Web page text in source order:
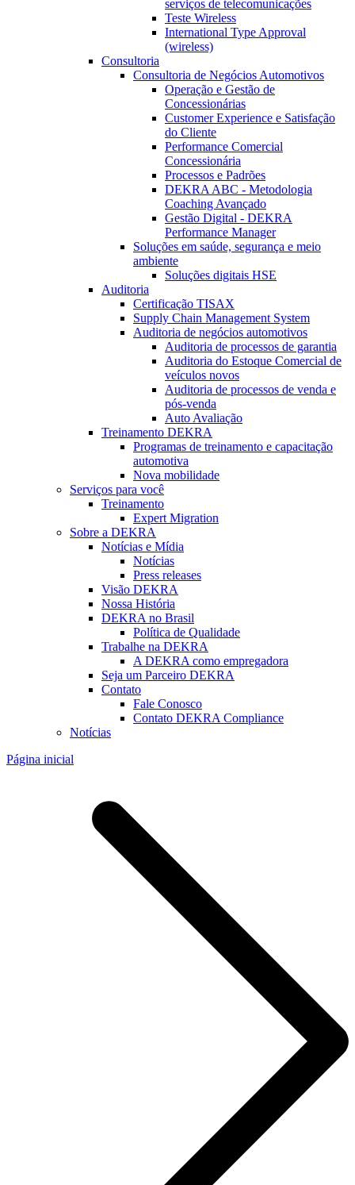
serviços de telecomunicações
Teste Wireless
International Type Approval
(wireless)
Consultoria
Consultoria de Negócios Automotivos
Operação e Gestão de
Concessionárias
Customer Experience e Satisfação
do Cliente
Performance Comercial
Concessionária
Processos e Padrões
DEKRA ABC - Metodologia
Coaching Avançado
Gestão Digital - DEKRA
Performance Manager
Soluções em saúde, segurança e meio
ambiente
Soluções digitais HSE
Auditoria
Certificação TISAX
Supply Chain Management System
Auditoria de negócios automotivos
Auditoria de processos de garantia
Auditoria do Estoque Comercial de
veículos novos
Auditoria de processos de venda e
pós-venda
Auto Avaliação
Treinamento DEKRA
Programas de treinamento e capacitação
automotiva
Nova mobilidade
Serviços para você
Treinamento
Expert Migration
Sobre a DEKRA
Notícias e Mídia
Notícias
Press releases
Visão DEKRA
Nossa História
DEKRA no Brasil
Política de Qualidade
Trabalhe na DEKRA
A DEKRA como empregadora
Seja um Parceiro DEKRA
Contato
Fale Conosco
Contato DEKRA Compliance
Notícias
Página inicial